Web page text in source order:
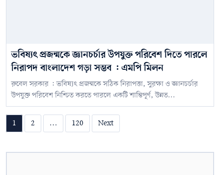
ভবিষ্যৎ প্রজন্মকে জ্ঞানচর্চার উপযুক্ত পরিবেশ দিতে পারলে
নিরাপদ বাংলাদেশ গড়া সম্ভব : এমপি মিলন
রুবেল সরকার : ভবিষ্যৎ প্রজন্মকে সঠিক নিরাপত্তা, সুরক্ষা ও জ্ঞানচর্চার
উপযুক্ত পরিবেশ নিশ্চিত করতে পারলে একটি শান্তিপূর্ণ, উন্নত...
Posts
1 2 … 120 Next